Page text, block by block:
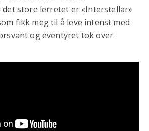
store lerretet er «Interstellar»
fikk meg til å leve intenst med
og eventyret tok over.